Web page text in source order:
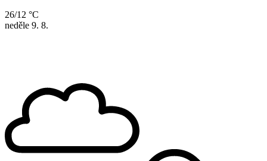
26/12 °C
neděle 9. 8.